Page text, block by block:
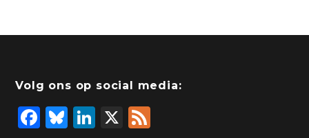
Volg ons op social media:
F
Bl
Li X